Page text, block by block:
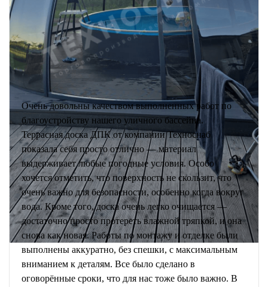
Очень довольны качеством выполненных работ по
благоустройству нашего уличного бассейна.
Террасная доска ДПК от компании Техноснаб
показала себя просто отлично — материал
выдерживает любые погодные условия. Особо
хочется отметить, что поверхность не скользит, что
очень важно для безопасности, особенно когда вокруг
вода. Кроме того, доска очень легко очищается —
достаточно просто протереть влажной тряпкой, и она
снова как новая. Работы по монтажу и отделке были
выполнены аккуратно, без спешки, с максимальным
вниманием к деталям. Все было сделано в
оговорённые сроки, что для нас тоже было важно. В